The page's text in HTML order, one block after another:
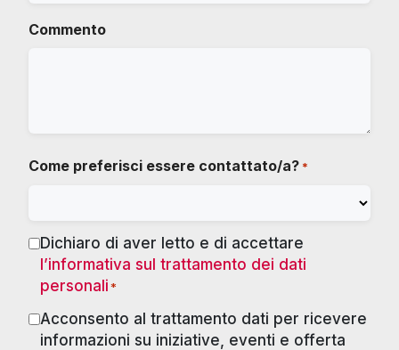
Commento
Come preferisci essere contattato/a? *
Consenso
Dichiaro di aver letto e di accettare
l’informativa sul trattamento dei dati
personali*
Marketing
Acconsento al trattamento dati per ricevere
informazioni su iniziative, eventi e offerta